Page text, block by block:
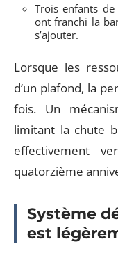
Trois enfants
ont franchi la
s’ajouter.
Lorsque les
d’un plafond, la
fois. Un
limitant la chute
effectivement
quatorzième
Système
est